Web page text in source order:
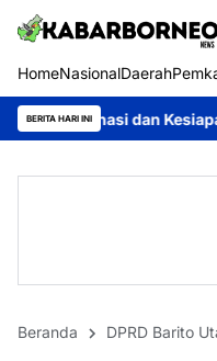
HomeNasionalDaerah
BERITA HARI INI
Kesiapan Teknis
Beranda DPRD Barito